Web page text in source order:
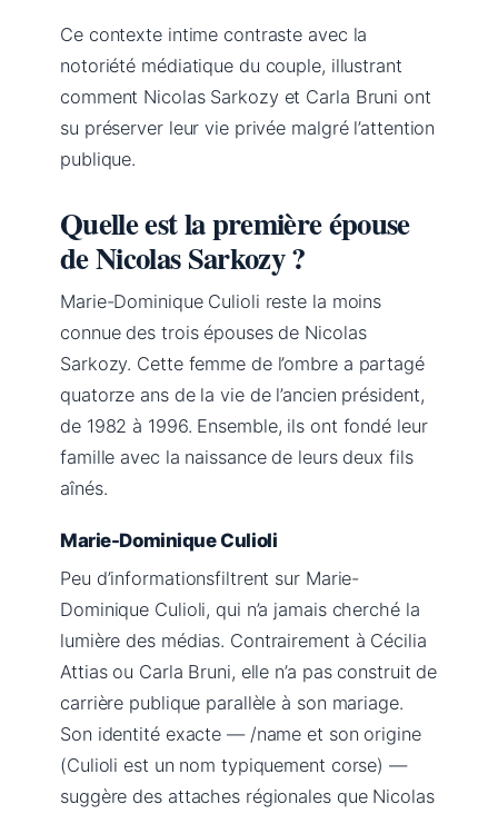
Ce contexte intime contraste avec la
notoriété médiatique du couple, illustrant
comment Nicolas Sarkozy et Carla Bruni ont
su préserver leur vie privée malgré l’attention
publique.
Quelle est la première épouse
de Nicolas Sarkozy ?
Marie-Dominique Culioli reste la moins
connue des trois épouses de Nicolas
Sarkozy. Cette femme de l’ombre a partagé
quatorze ans de la vie de l’ancien président,
de 1982 à 1996. Ensemble, ils ont fondé leur
famille avec la naissance de leurs deux fils
aînés.
Marie-Dominique Culioli
Peu d’informationsfiltrent sur Marie-
Dominique Culioli, qui n’a jamais cherché la
lumière des médias. Contrairement à Cécilia
Attias ou Carla Bruni, elle n’a pas construit de
carrière publique parallèle à son mariage.
Son identité exacte — /name et son origine
(Culioli est un nom typiquement corse) —
suggère des attaches régionales que Nicolas